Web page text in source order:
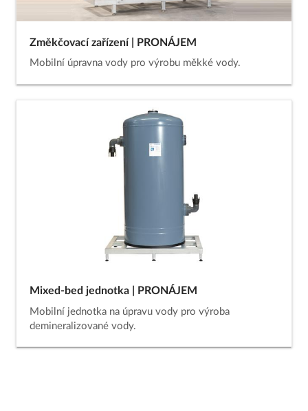
Změkčovací zařízení | PRONÁJEM
Mobilní úpravna vody pro výrobu měkké vody.
Mixed-bed jednotka | PRONÁJEM
Mobilní jednotka na úpravu vody pro výroba
demineralizované vody.